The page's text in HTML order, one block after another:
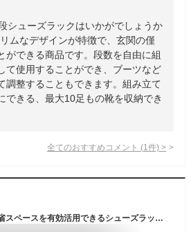
シューズラックはいかがでしょうか
ムなデザインが特徴で、玄関の僅
ができる商品です。段数を自由に組
て使用することができ、ブーツなど
調整することもできます。組み立て
できる、最大10足もの靴を収納でき
全てのおすすめコメント (1 件) >
天馬 組立が簡単で玄関の省スペースを有効活用できるシューズラック くつ置けるん棚 5段 傘も一緒に収納できるスリム靴箱 シューズボックス 靴棚 【簡単組立】【幅36×奥行31×高さ85cm】